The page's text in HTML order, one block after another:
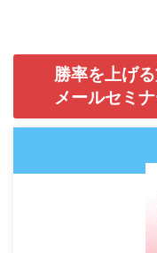
勝率を上げ
メールセミ